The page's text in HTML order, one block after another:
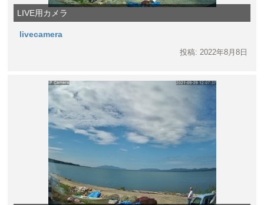
LIVE用カメラ
livecamera
投稿: 2022年8月8日